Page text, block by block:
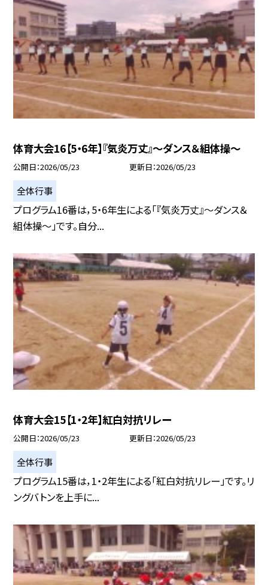
体育大会16【5・6年】『気炎万丈』～ダンス＆組体操～
公開日 2026/05/23 更新日 2026/05/23
全体行事
プログラム16番は，5・6年生による「『気炎万丈』～ダンス＆
組体操～」です。自分...
体育大会15【1・2年】紅白対抗リレー
公開日 2026/05/23 更新日 2026/05/23
全体行事
プログラム15番は，1・2年生による「紅白対抗リレー」です。リ
ングバトンを上手に...